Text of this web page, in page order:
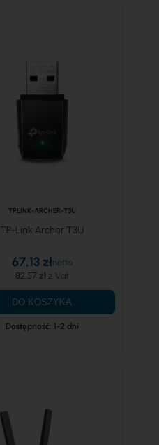
TPLINK-ARCHER-T3U
TP-Link Archer T3U
Dostępność: 1-2 dni
82,57 zł
67,13 zł
DO KOSZYKA